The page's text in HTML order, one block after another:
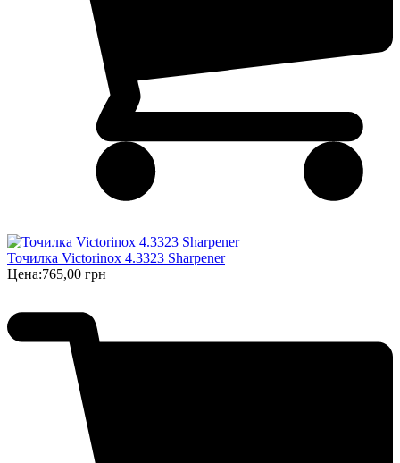
Точилка Victorinox 4.3323 Sharpener
Цена:765,00 грн